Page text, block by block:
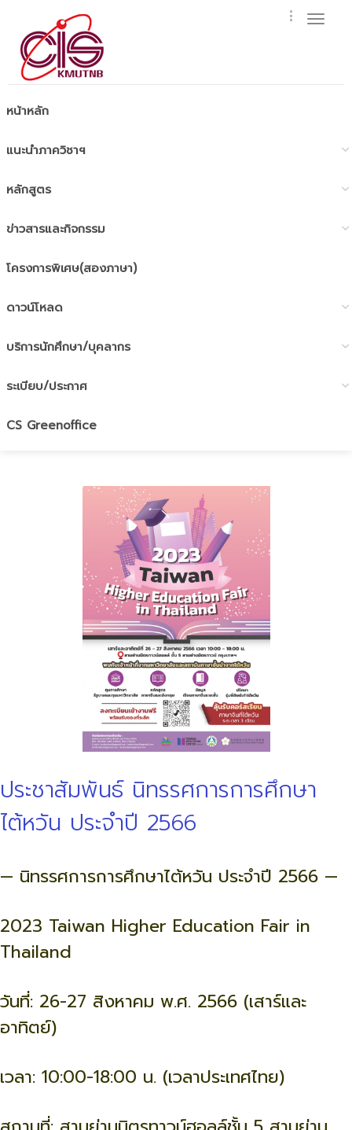
หน้าหลัก
แนะนำภาควิชาฯ
หลักสูตร
ข่าวสารและกิจกรรม
โครงการพิเศษ(สองภาษา)
ดาวน์โหลด
บริการนักศึกษา/บุคลากร
ระเบียบ/ประกาศ
CS Greenoffice
ประชาสัมพันธ์ นิทรรศการการศึกษา
ไต้หวัน ประจำปี 2566
— นิทรรศการการศึกษาไต้หวัน ประจำปี 2566 —
2023 Taiwan Higher Education Fair in
Thailand
วันที่: 26-27 สิงหาคม พ.ศ. 2566 (เสาร์และ
อาทิตย์)
เวลา: 10:00-18:00 น. (เวลาประเทศไทย)